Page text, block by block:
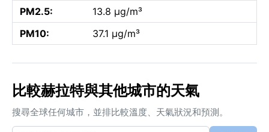
PM2.5:
13.8 µg/m³
PM10:
37.1 µg/m³
比較赫拉特與其他城市的天氣
搜尋全球任何城市，並排比較溫度、天氣狀況和預測。